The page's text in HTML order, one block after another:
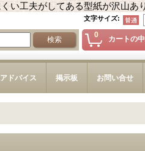
い工夫がしてある型紙が沢山あ
文字サイズ:
0 カートの
ドバイス 掲示板 お問い合せ